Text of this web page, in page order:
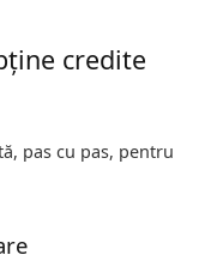
credite
pas cu pas, pentru